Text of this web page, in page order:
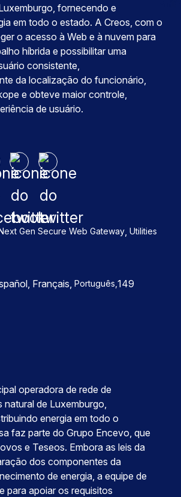
fornecendo e
em todo o estado. A Creos, com o
o acesso à Web e à nuvem para
híbrida e possibilitar uma
consistente,
da localização do funcionário,
e obteve maior controle,
de usuário.
Gen Secure Web Gateway, Utilities
Français, Português, 149
operadora de rede de
natural de Luxemburgo,
energia em todo o
faz parte do Grupo Encevo, que
e Teseos. Embora as leis da
dos componentes da
de energia, a equipe de
para apoiar os requisitos